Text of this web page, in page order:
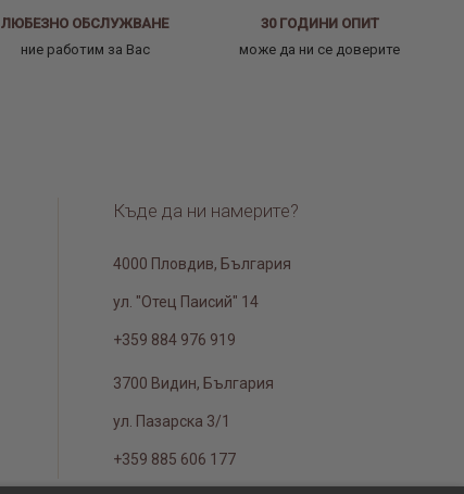
ЛЮБЕЗНО ОБСЛУЖВАНЕ
ние работим за Вас
30 ГОДИНИ ОПИТ
може да ни се доверите
Къде да ни намерите?
4000 Пловдив, България
ул. "Отец Паисий" 14
+359 884 976 919
3700 Видин, България
ул. Пазарска 3/1
+359 885 606 177